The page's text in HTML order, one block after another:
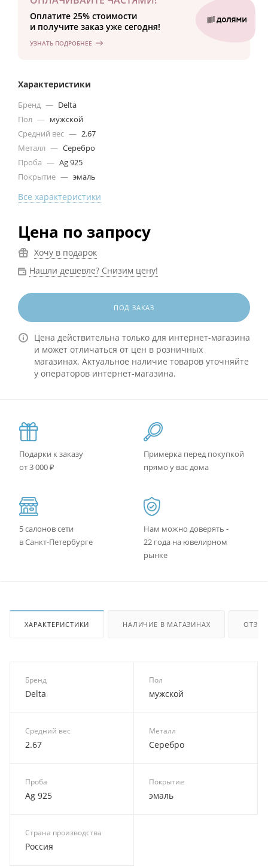
Оплатите 25% стоимости
и получите заказ уже сегодня!
УЗНАТЬ ПОДРОБНЕЕ
Характеристики
Бренд — Delta
Пол — мужской
Средний вес — 2.67
Металл — Серебро
Проба — Ag 925
Покрытие — эмаль
Все характеристики
Цена по запросу
Хочу в подарок
Нашли дешевле? Снизим цену!
ПОД ЗАКАЗ
Цена действительна только для интернет-магазина
и может отличаться от цен в розничных
магазинах. Актуальное наличие товаров уточняйте
у операторов интернет-магазина.
Подарки к заказу
от 3 000 ₽
Примерка перед покупкой
прямо у вас дома
5 салонов сети
в Санкт-Петербурге
Нам можно доверять -
22 года на ювелирном
рынке
ХАРАКТЕРИСТИКИ НАЛИЧИЕ В МАГАЗИНАХ
Бренд
Delta
Пол
мужской
Средний вес
2.67
Металл
Серебро
Проба
Ag 925
Покрытие
эмаль
Страна производства
Россия